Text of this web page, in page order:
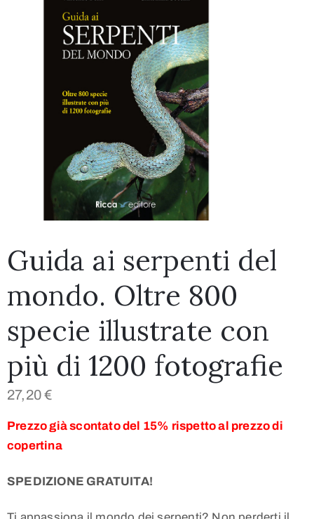
Guida ai serpenti del
mondo. Oltre 800
specie illustrate con
più di 1200 fotografie
27,20€
Prezzo già scontato del 15% rispetto al prezzo di
copertina
SPEDIZIONE GRATUITA!